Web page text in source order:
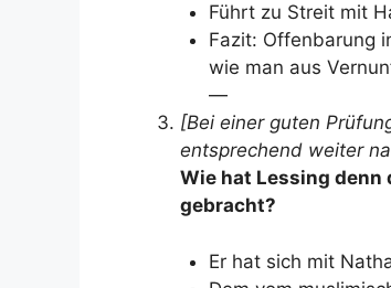
Führt zu Streit mit
Fazit: Offenbarung
wie man aus
—
[Bei einer guten
entsprechend weiter
Wie hat Lessing denn
gebracht?
Er hat sich mit